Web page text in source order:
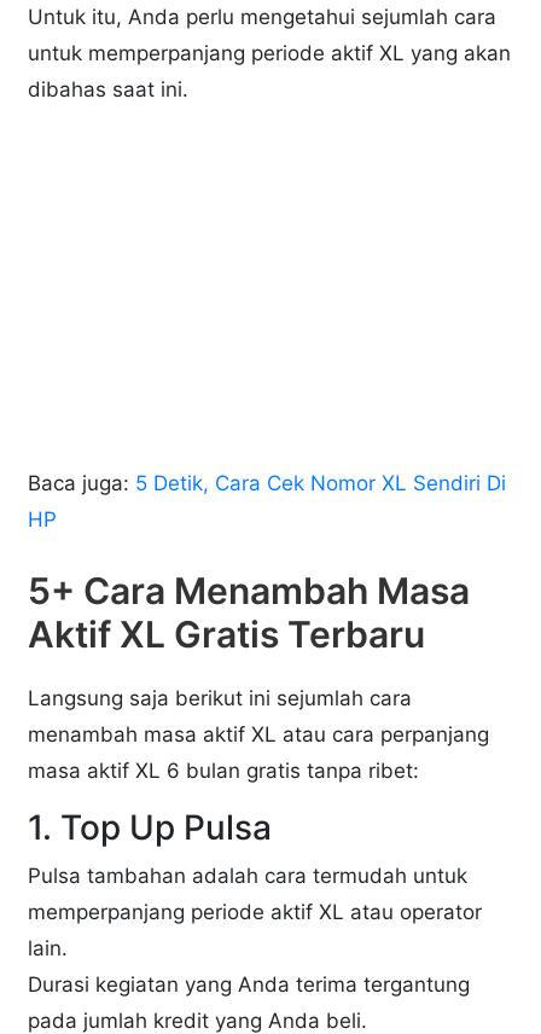
Untuk itu, Anda perlu mengetahui sejumlah cara
untuk memperpanjang periode aktif XL yang akan
dibahas saat ini.
Baca juga: 5 Detik, Cara Cek Nomor XL Sendiri Di
HP
5+ Cara Menambah Masa
Aktif XL Gratis Terbaru
Langsung saja berikut ini sejumlah cara
menambah masa aktif XL atau cara perpanjang
masa aktif XL 6 bulan gratis tanpa ribet:
1. Top Up Pulsa
Pulsa tambahan adalah cara termudah untuk
memperpanjang periode aktif XL atau operator
lain.
Durasi kegiatan yang Anda terima tergantung
pada jumlah kredit yang Anda beli.